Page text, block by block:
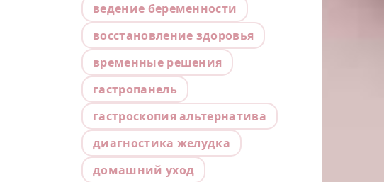
ведение беременности
восстановление здоровья
временные решения
гастропанель
гастроскопия альтернатива
диагностика желудка
домашний уход